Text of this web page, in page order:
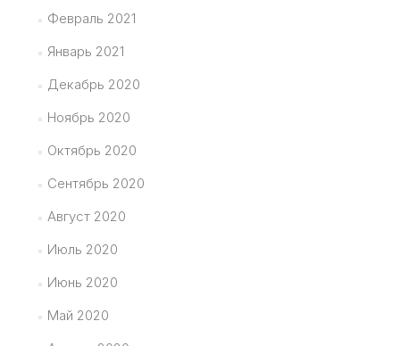
Февраль 2021
Январь 2021
Декабрь 2020
Ноябрь 2020
Октябрь 2020
Сентябрь 2020
Август 2020
Июль 2020
Июнь 2020
Май 2020